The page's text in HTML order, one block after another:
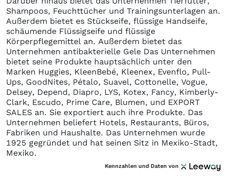
Shampoos, Feuchttücher und Trainingsunterlagen an.
Außerdem bietet es Stückseife, flüssige Handseife,
schäumende Flüssigseife und flüssige
Körperpflegemittel an. Außerdem bietet das
Unternehmen antibakterielle Gele Das Unternehmen
bietet seine Produkte hauptsächlich unter den
Marken Huggies, KleenBebé, Kleenex, Evenflo, Pull-
Ups, GoodNites, Pétalo, Suavel, Cottonelle, Vogue,
Delsey, Depend, Diapro, LYS, Kotex, Fancy, Kimberly-
Clark, Escudo, Prime Care, Blumen, und EXPORT
SALES an. Sie exportiert auch ihre Produkte. Das
Unternehmen beliefert Hotels, Restaurants, Büros,
Fabriken und Haushalte. Das Unternehmen wurde
1925 gegründet und hat seinen Sitz in Mexiko-Stadt,
Mexiko.
Kennzahlen und Daten von